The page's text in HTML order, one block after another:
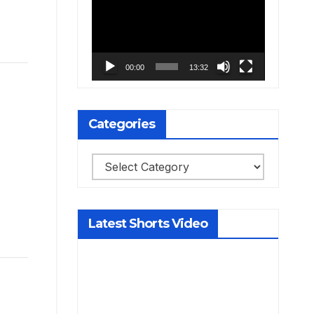
00:00 13:32
Categories
Categories
Latest Shorts Video